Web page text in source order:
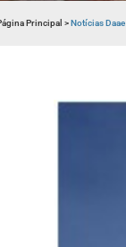
Principal>Notícias Daae